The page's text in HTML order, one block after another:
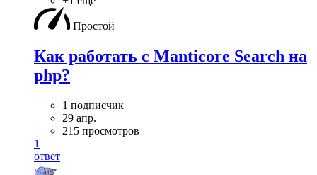
Простой
Как работать с Manticore Search на
php?
1 подписчик
29 апр.
215 просмотров
1
ответ